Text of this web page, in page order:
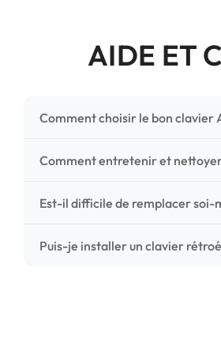
AIDE ET
Comment choisir le bon clavier
Pour ne pas vous tromper,
Comment entretenir et
Un entretien régulier prolonge
Est-il difficile de remplacer soi-
C'est une réparation accessible
Puis-je installer un clavier